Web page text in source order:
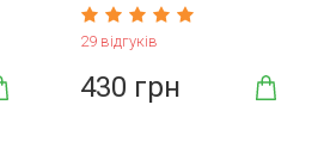
29 відгуків
430 грн